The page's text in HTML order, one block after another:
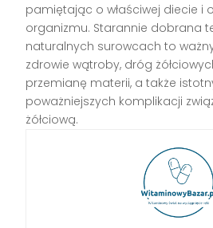
pamiętając o właściwej diecie i
organizmu. Starannie dobrana
naturalnych surowcach to
zdrowie wątroby, dróg
przemianę materii, a także
poważniejszych komplikacji
żółciową.